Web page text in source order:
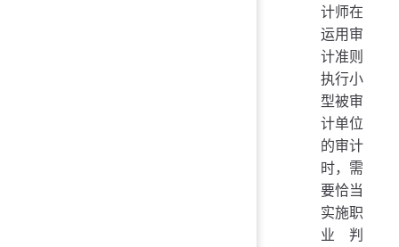
计师在
运用审
计准则
执行小
型被审
计单位
的审计
时，需
要恰当
实施职
业判